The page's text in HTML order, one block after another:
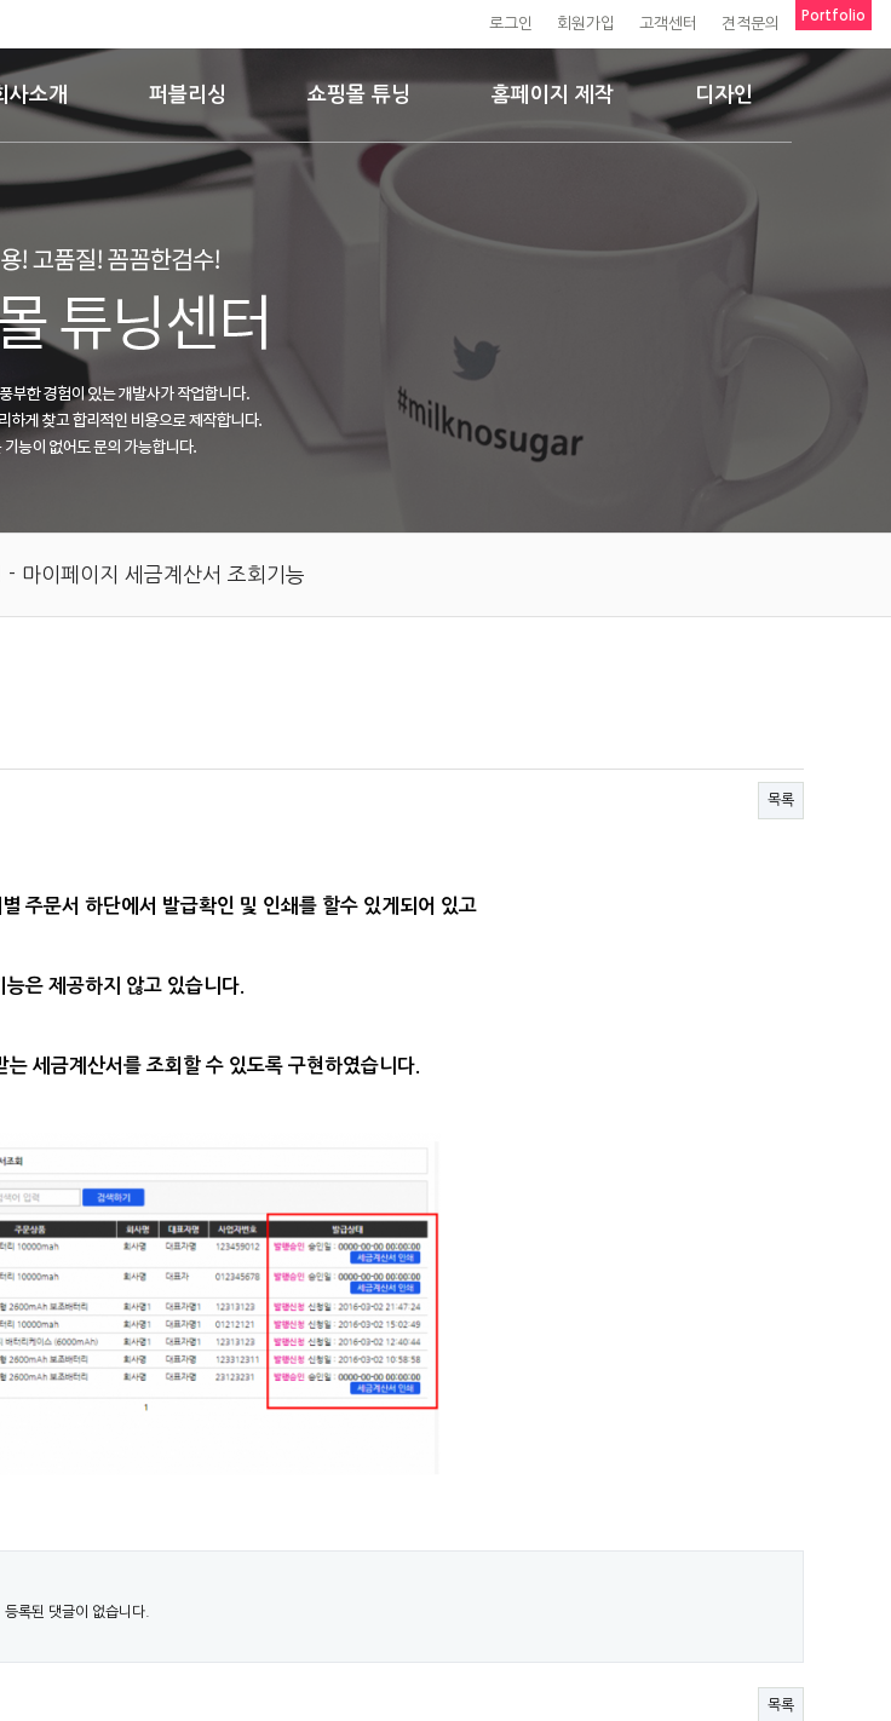
견적문의
고객센터
회원가입
로그인
사소개 퍼블리싱 쇼핑몰 튜닝 홈페이지 제작 디자인
Portfolio
- 마이페이지 세금계산서 조회기능
목록
주문서 하단에서 발급확인 및 인쇄를 할수 있게되어 있고
능은 제공하지 않고 있습니다.
세금계산서를 조회할 수 있도록 구현하였습니다.
등록된 댓글이 없습니다.
목록